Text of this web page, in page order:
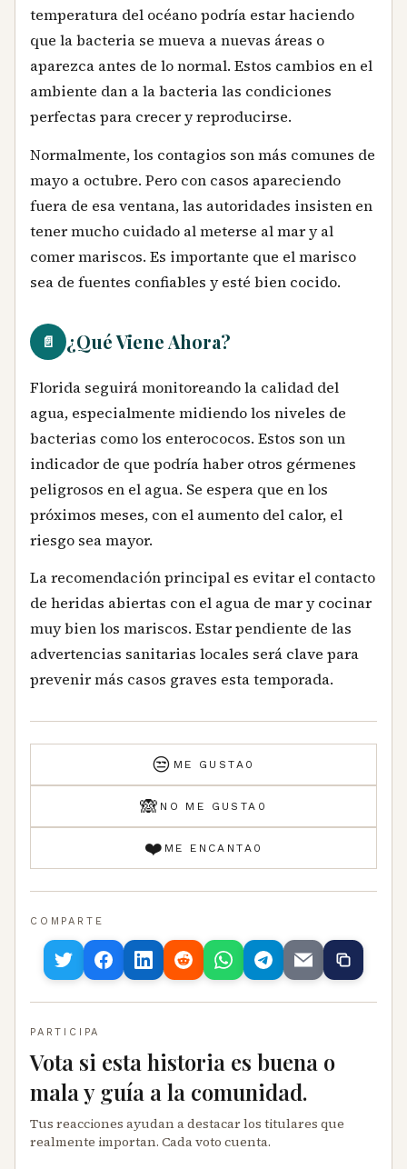
temperatura del océano podría estar haciendo
que la bacteria se mueva a nuevas áreas o
aparezca antes de lo normal. Estos cambios en el
ambiente dan a la bacteria las condiciones
perfectas para crecer y reproducirse.
Normalmente, los contagios son más comunes de
mayo a octubre. Pero con casos apareciendo
fuera de esa ventana, las autoridades insisten en
tener mucho cuidado al meterse al mar y al
comer mariscos. Es importante que el marisco
sea de fuentes confiables y esté bien cocido.
📄 ¿Qué Viene Ahora?
Florida seguirá monitoreando la calidad del
agua, especialmente midiendo los niveles de
bacterias como los enterococos. Estos son un
indicador de que podría haber otros gérmenes
peligrosos en el agua. Se espera que en los
próximos meses, con el aumento del calor, el
riesgo sea mayor.
La recomendación principal es evitar el contacto
de heridas abiertas con el agua de mar y cocinar
muy bien los mariscos. Estar pendiente de las
advertencias sanitarias locales será clave para
prevenir más casos graves esta temporada.
😒 ME GUSTA 0
🙈 NO ME GUSTA 0
❤️ ME ENCANTA 0
COMPARTE
PARTICIPA
Vota si esta historia es buena o
mala y guía a la comunidad.
Tus reacciones ayudan a destacar los titulares que
realmente importan. Cada voto cuenta.